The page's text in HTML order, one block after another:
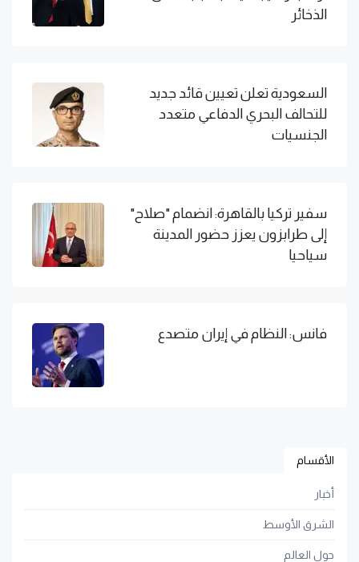
الذخائر
السعودية تعلن تعيين قائد جديد
للتحالف البحري الدفاعي متعدد
الجنسيات
سفير تركيا بالقاهرة: انضمام "صلاح"
إلى طرابزون يعزز حضور المدينة
سياحيا
فانس: النظام في إيران متصدع
الأقسام
أخبار
الشرق الأوسط
حول العالم